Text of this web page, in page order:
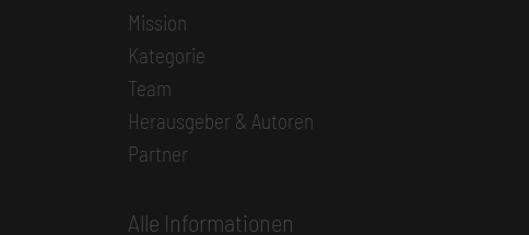
Mission
Kategorie
Team
Herausgeber & Autoren
Partner
Alle Informationen